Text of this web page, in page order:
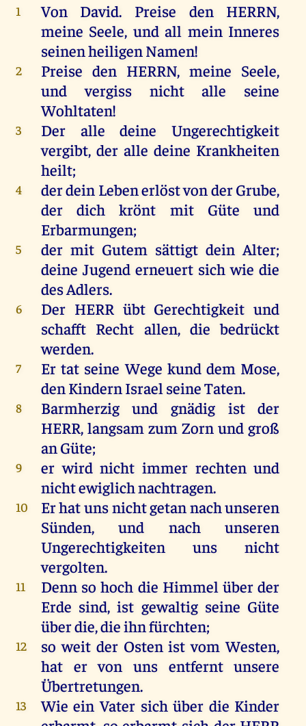
1 Von David. Preise den HERRN,
meine Seele, und all mein Inneres
seinenheiligenNamen!
2 Preise den HERRN,meine Seele,
undvergiss nicht alle
seine
Wohltaten!
3 Der alle deine
Ungerechtigkeit
vergibt, der alle deine Krankheiten
heilt;
4 derdein LebenerlöstvonderGrube,
der
dich krönt mit Güte
und
Erbarmungen;
5 der mit Gutem sättigt dein Alter;
deine Jugenderneuert sich wie die
desAdlers.
6 Der HERR übt Gerechtigkeit und
schafft Recht allen, die bedrückt
werden.
7 Er tat seine Wege kund dem Mose,
denKindernIsrael seineTaten.
8 Barmherzig und gnädig ist
der
HERR, langsam zum Zorn und groß
anGüte;
9 er wird nicht immer rechten und
nichtewiglichnachtragen.
10 Erhatunsnichtgetannachunseren
Sünden,und nachunseren
Ungerechtigkeiten uns
nicht
vergolten.
11 Denn so hoch die Himmel über der
Erde sind,ist gewaltig seine Güte
überdie,dieihnfürchten;
12 so weit derOstenist vom Westen,
hat er von uns entfernt unsere
Übertretungen.
13 Wie ein Vater sich über die Kinder